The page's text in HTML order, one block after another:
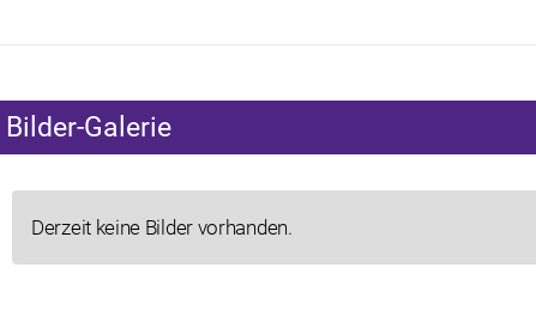
Bilder-Galerie
Derzeit keine Bilder vorhanden.